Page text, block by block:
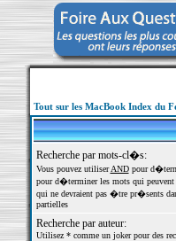
Tout sur les MacBook Index du
Recherche par mots-cl�s:
Vous pouvez utiliserANDpour
pour d�terminer les mots qui
qui ne devraient pas �tre pr�sents
partielles
Recherche par auteur:
Utilisez * comme un joker pour des